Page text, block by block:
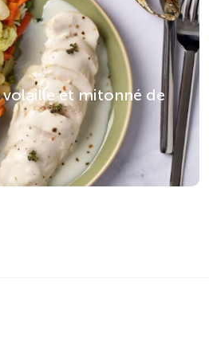
aux légumes
réconfortants
à l’Andalouse
de patate
et équilibrés
poires
ou flan aux
et mitonné de